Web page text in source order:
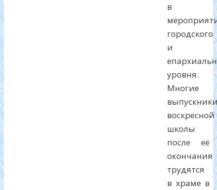
в
городского
и
уровня.
Многие
воскресной
школы
после её
окончания
трудятся
в храме в